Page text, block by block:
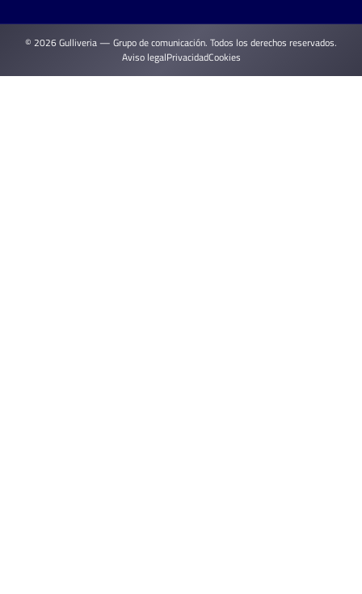
© 2026 Gulliveria — Grupo de comunicación. Todos los derechos reservados.
Aviso legalPrivacidadCookies